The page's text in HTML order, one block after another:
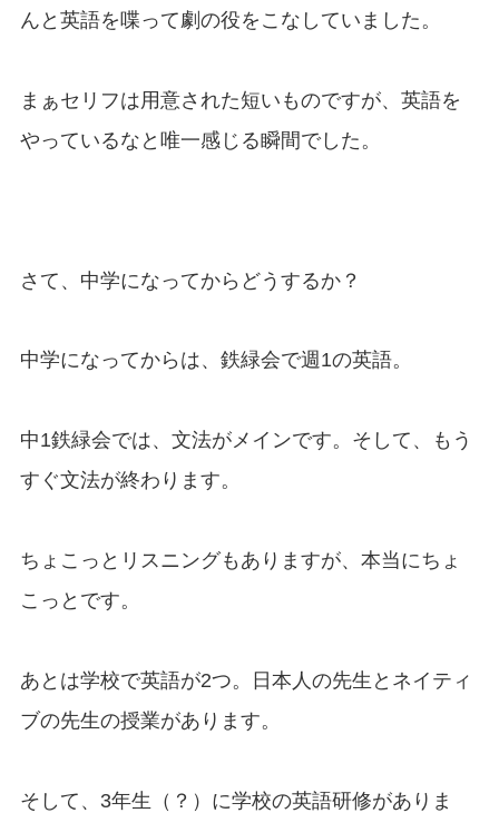
んと英語を喋って劇の役をこなしていました。
まぁセリフは用意された短いものですが、英語を
やっているなと唯一感じる瞬間でした。
さて、中学になってからどうするか？
中学になってからは、鉄緑会で週1の英語。
中1鉄緑会では、文法がメインです。そして、もう
すぐ文法が終わります。
ちょこっとリスニングもありますが、本当にちょ
こっとです。
あとは学校で英語が2つ。日本人の先生とネイティ
ブの先生の授業があります。
そして、3年生（？）に学校の英語研修がありま